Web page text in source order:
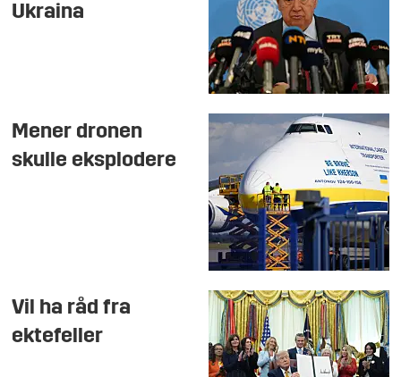
Ukraina
Mener dronen
skulle eksplodere
Vil ha råd fra
ektefeller